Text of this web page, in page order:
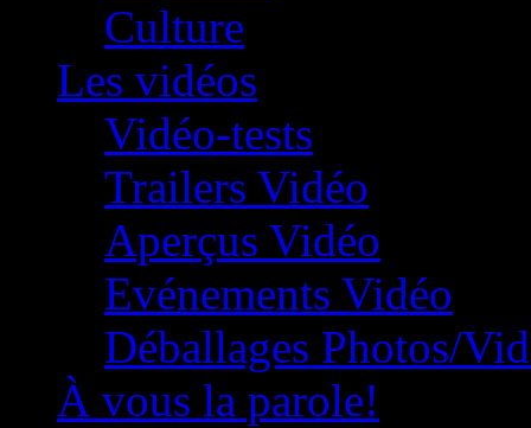
Culture
Les vidéos
Vidéo-tests
Trailers Vidéo
Aperçus Vidéo
Evénements Vidéo
Déballages Photos/
À vous la parole!